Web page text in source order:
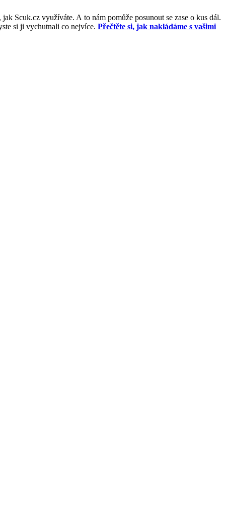
Scuk.cz využíváte. A to nám pomůže posunout se zase o kus dál.
si ji vychutnali co nejvíce. Přečtěte si, jak nakládáme s vašimi